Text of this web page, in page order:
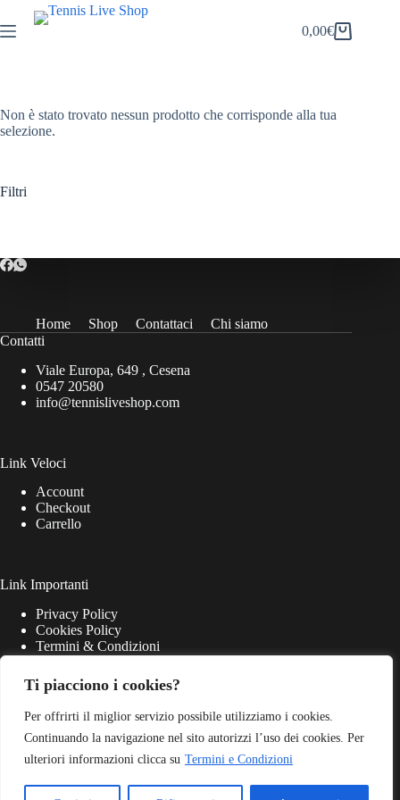
Ti piacciono i cookies?
Per offrirti il miglior servizio possibile utilizziamo i cookies.
Continuando la navigazione nel sito autorizzi l’uso dei cookies. Per
ulteriori informazioni clicca su Termini e Condizioni
al
contenuto
Carrello
0,00€
Non è stato trovato nessun prodotto che corrisponde alla tua
selezione.
Filtri
Home Shop Contattaci
Chi siamo
Contatti
Viale Europa, 649 , Cesena
0547 20580
info@tennisliveshop.com
Link Veloci
Account
Checkout
Carrello
Link Importanti
Privacy Policy
Cookies Policy
Termini & Condizioni